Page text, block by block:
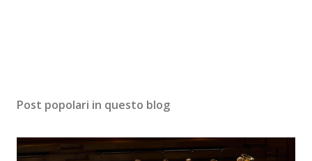
Post popolari in questo blog